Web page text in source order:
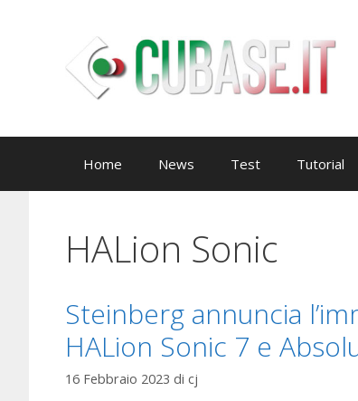
Home News Test Tutorial
HALion Sonic
Steinberg annuncia
HALion Sonic 7 e
16 Febbraio 2023 di cj